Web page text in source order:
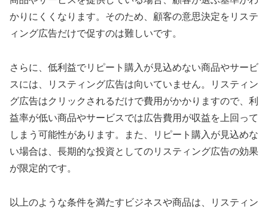
かりにくくなります。そのため、顧客の意思決定をリステ
ィング広告だけで促すのは難しいです。
さらに、低利益でリピート購入が見込めない商品やサービ
スには、リスティング広告は向いていません。リスティン
グ広告はクリックされるだけで費用がかかりますので、利
益率が低い商品やサービスでは広告費用が収益を上回って
しまう可能性があります。また、リピート購入が見込めな
い場合は、長期的な投資としてのリスティング広告の効果
が限定的です。
以上のような条件を満たすビジネスや商品は、リスティン